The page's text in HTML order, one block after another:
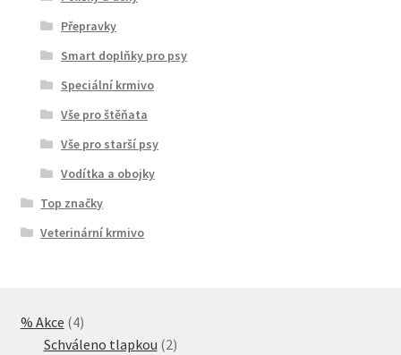
Přepravky
Smart doplňky pro psy
Speciální krmivo
Vše pro štěňata
Vše pro starší psy
Vodítka a obojky
Top značky
Veterinární krmivo
% Akce 44
produkty
Schváleno tlapkou 22